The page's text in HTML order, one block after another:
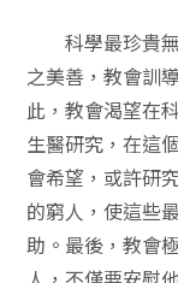
科學最珍貴
之美善，教會訓
此，教會渴望在
生醫研究，在這
會希望，或許研
的窮人，使這些
助。最後，教會